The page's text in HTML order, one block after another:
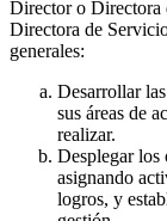
Director o Directora
Directora de
generales:
Desarrollar
sus áreas de
realizar.
Desplegar los
asignando
logros, y